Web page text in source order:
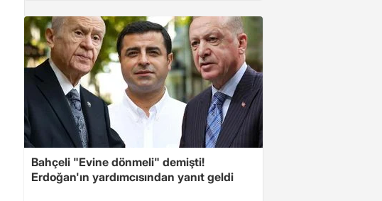
Bahçeli "Evine dönmeli" demişti!
Erdoğan'ın yardımcısından yanıt geldi